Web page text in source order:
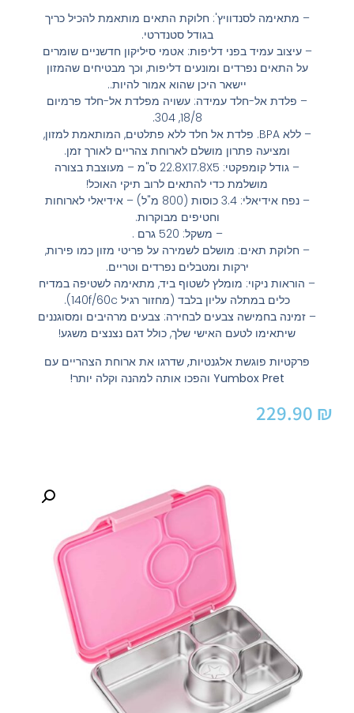
– מתאימה לסנדוויץ': חלוקת התאים מותאמת להכיל כריך
בגודל סטנדרטי.
– עיצוב עמיד בפני דליפות: אטמי סיליקון חדשניים שומרים
על התאים נפרדים ומונעים דליפות, וכך מבטיחים שהמזון
יישאר היכן שהוא אמור להיות..
– פלדת אל-חלד עמידה: עשויה מפלדת אל-חלד פרמיום
18/8, 304.
– ללא BPA. פלדת אל חלד ללא פתלטים, המותאמת למזון,
ומציעה פתרון מושלם לארוחת צהריים לאורך זמן.
– גודל קומפקטי: 22.8X17.8X5 ס"מ – מעוצבת בצורה
מושלמת כדי להתאים לרוב תיקי האוכל!
– נפח אידיאלי: 3.4 כוסות (800 מ"ל) – אידיאלי לארוחות
וחטיפים מבוקרות.
– משקל: 520 גרם .
– חלוקת תאים: מושלם לשמירה על פריטי מזון כמו פירות,
ירקות ומטבלים נפרדים וטריים.
– הוראות ניקוי: מומלץ לשטוף ביד, מתאימה לשטיפה במדיח
כלים במתלה עליון בלבד (מחזור רגיל 140f/60c).
– זמינה בחמישה צבעים לבחירה: צבעים מרהיבים ומסוגננים
שיתאימו לטעם האישי שלך, כולל דגם נצנצים משגע!
פרקטיות פוגשת אלגנטיות, שדרגו את ארוחת הצהריים עם
Yumbox Pret והפכו אותה למהנה וקלה יותר!
229.90 ₪